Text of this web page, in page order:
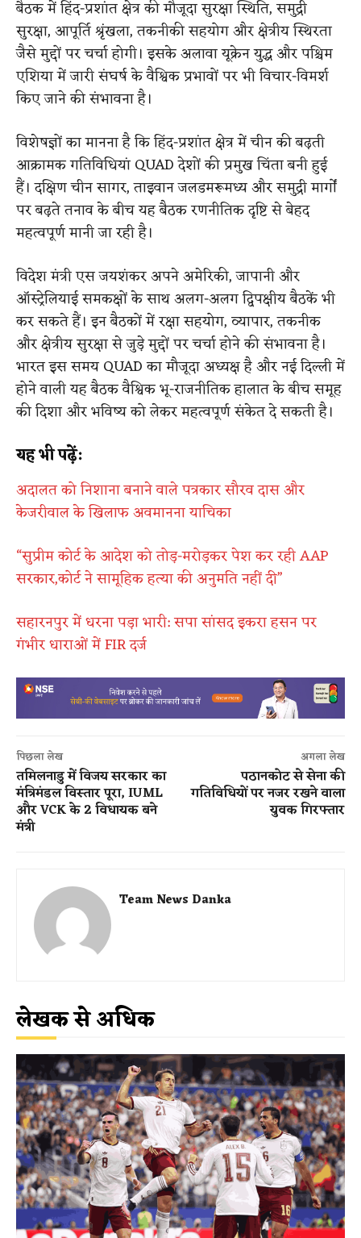
बैठक में हिंद-प्रशांत क्षेत्र की मौजूदा सुरक्षा स्थिति, समुद्री
सुरक्षा, आपूर्ति श्रृंखला, तकनीकी सहयोग और क्षेत्रीय स्थिरता
जैसे मुद्दों पर चर्चा होगी। इसके अलावा यूक्रेन युद्ध और पश्चिम
एशिया में जारी संघर्ष के वैश्विक प्रभावों पर भी विचार-विमर्श
किए जाने की संभावना है।
विशेषज्ञों का मानना है कि हिंद-प्रशांत क्षेत्र में चीन की बढ़ती
आक्रामक गतिविधियां QUAD देशों की प्रमुख चिंता बनी हुई
हैं। दक्षिण चीन सागर, ताइवान जलडमरूमध्य और समुद्री मार्गों
पर बढ़ते तनाव के बीच यह बैठक रणनीतिक दृष्टि से बेहद
महत्वपूर्ण मानी जा रही है।
विदेश मंत्री एस जयशंकर अपने अमेरिकी, जापानी और
ऑस्ट्रेलियाई समकक्षों के साथ अलग-अलग द्विपक्षीय बैठकें भी
कर सकते हैं। इन बैठकों में रक्षा सहयोग, व्यापार, तकनीक
और क्षेत्रीय सुरक्षा से जुड़े मुद्दों पर चर्चा होने की संभावना है।
भारत इस समय QUAD का मौजूदा अध्यक्ष है और नई दिल्ली में
होने वाली यह बैठक वैश्विक भू-राजनीतिक हालात के बीच समूह
की दिशा और भविष्य को लेकर महत्वपूर्ण संकेत दे सकती है।
यह भी पढ़ें:
अदालत को निशाना बनाने वाले पत्रकार सौरव दास और
केजरीवाल के खिलाफ अवमानना याचिका
“सुप्रीम कोर्ट के आदेश को तोड़-मरोड़कर पेश कर रही AAP
सरकार,कोर्ट ने सामूहिक हत्या की अनुमति नहीं दी”
सहारनपुर में धरना पड़ा भारी: सपा सांसद इकरा हसन पर
गंभीर धाराओं में FIR दर्ज
पिछला लेख
तमिलनाडु में विजय सरकार का
मंत्रिमंडल विस्तार पूरा, IUML
और VCK के 2 विधायक बने
मंत्री
अगला लेख
पठानकोट से सेना की
गतिविधियों पर नजर रखने वाला
युवक गिरफ्तार
Team News Danka
लेखक से अधिक